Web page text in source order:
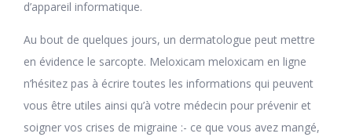
d’appareil informatique.
Au bout de quelques jours, un dermatologue peut mettre
en évidence le sarcopte. Meloxicam meloxicam en ligne
n’hésitez pas à écrire toutes les informations qui peuvent
vous être utiles ainsi qu’à votre médecin pour prévenir et
soigner vos crises de migraine :- ce que vous avez mangé,